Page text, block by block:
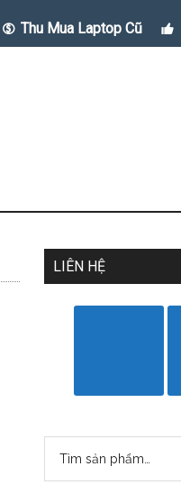
Thu Mua Laptop Cũ
LIÊN HỆ
kiếm: